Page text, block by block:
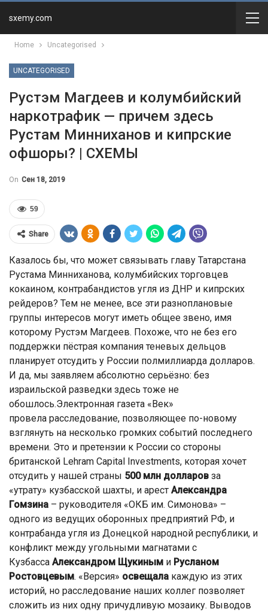
sxemy.com
Home Uncategorised
UNCATEGORISED
Рустэм Магдеев и колумбийский
наркотрафик — причем здесь
Рустам Минниханов и кипрские
офшоры? | СХЕМЫ
On Сен 18, 2019
59
Share
Казалось бы, что может связывать главу Татарстана
Рустама Минниханова, колумбийских торговцев
кокаином, контрабандистов угля из ДНР и кипрских
рейдеров? Тем не менее, все эти разноплановые
группы интересов могут иметь общее звено, имя
которому Рустэм Магдеев. Похоже, что не без его
поддержки пёстрая компания теневых дельцов
планирует отсудить у России полмиллиарда долларов.
И да, мы заявляем абсолютно серьёзно: без
израильской разведки здесь тоже не
обошлось.Электронная газета «Век»
провела расследование, позволяющее по-новому
взглянуть на несколько громких событий последнего
времени. Это и претензии к России со стороны
британской Lehram Capital Investments, которая хочет
отсудить у нашей страны 500 млн долларов за
«утрату» кузбасской шахты, и арест Александра
Гомзина – руководителя «ОКБ им. Симонова» –
одного из ведущих оборонных предприятий РФ, и
контрабанда угля из Донецкой народной республики, и
конфликт между угольными магнатами с
Кузбасса Александром Щукиным и Русланом
Ростовцевым. «Версия» освещала каждую из этих
историй, но расследование наших коллег позволяет
сложить из них одну причудливую мозаику. Выводов